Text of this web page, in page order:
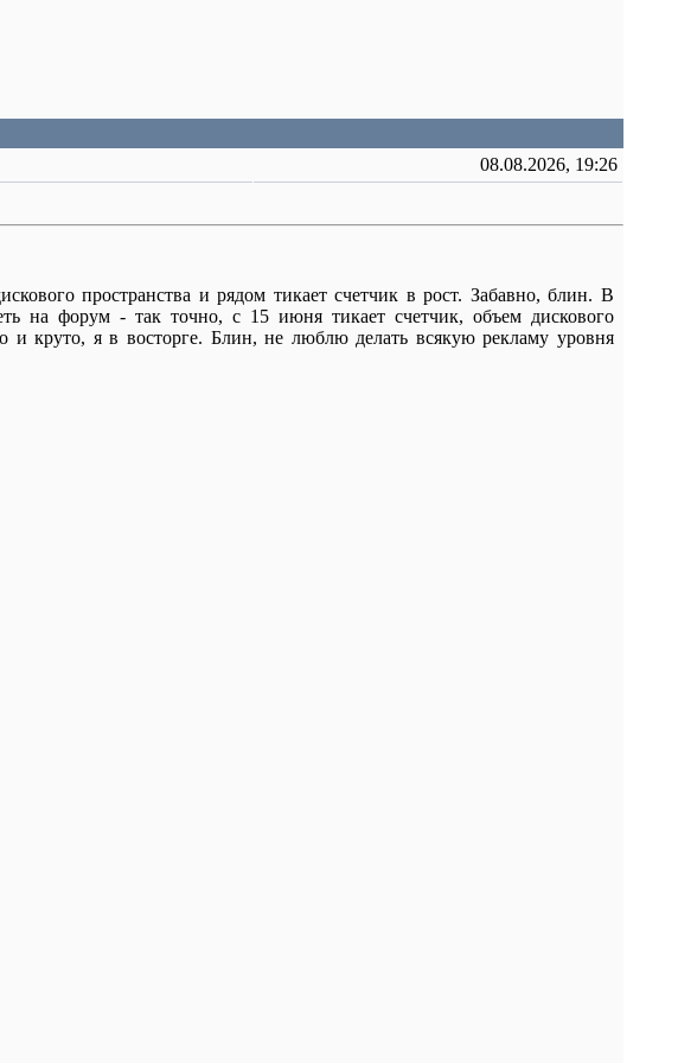
08.08.2026, 19:26
пространства и рядом тикает счетчик в рост. Забавно, блин. В
на форум - так точно, с 15 июня тикает счетчик, объем дискового
и круто, я в восторге. Блин, не люблю делать всякую рекламу уровня